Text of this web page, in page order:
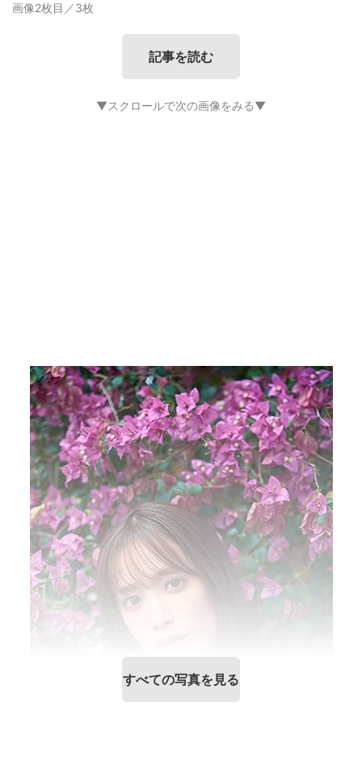
画像2枚目／3枚
記事を読む
▼スクロールで次の画像をみる▼
すべての写真を見る